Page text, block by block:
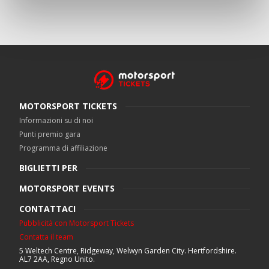
MOTORSPORT TICKETS
Informazioni su di noi
Punti premio gara
Programma di affiliazione
BIGLIETTI PER
MOTORSPORT EVENTS
CONTATTACI
Pubblicità con Motorsport Tickets
Contatta il team
5 Weltech Centre, Ridgeway, Welwyn Garden City. Hertfordshire.
AL7 2AA, Regno Unito.